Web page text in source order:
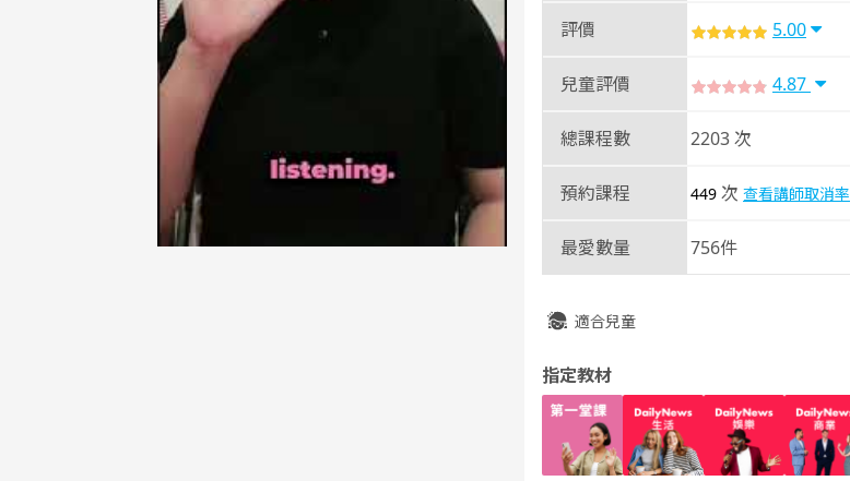
評價 5.00
兒童評價 4.87
總課程數 2203 次
預約課程 449 次 查看講師取消率
最愛數量 756件
適合兒童
指定教材